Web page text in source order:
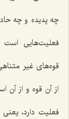
چه پدیده‌ و چه
فعلیت‌هایی است
قوه‌های غیر
از آن قوه و از آن
فعلیت دارد،